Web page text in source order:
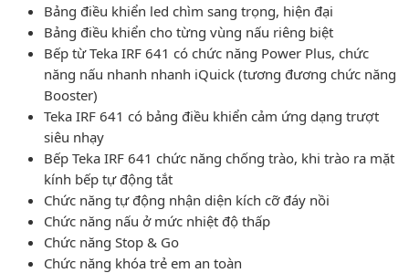
Bảng điều khiển led chìm sang trọng, hiện đại
Bảng điều khiển cho từng vùng nấu riêng biệt
Bếp từ Teka IRF 641 có chức năng Power Plus, chức
năng nấu nhanh nhanh iQuick (tương đương chức năng
Booster)
Teka IRF 641 có bảng điều khiển cảm ứng dạng trượt
siêu nhạy
Bếp Teka IRF 641 chức năng chống trào, khi trào ra mặt
kính bếp tự động tắt
Chức năng tự động nhận diện kích cỡ đáy nồi
Chức năng nấu ở mức nhiệt độ thấp
Chức năng Stop & Go
Chức năng khóa trẻ em an toàn